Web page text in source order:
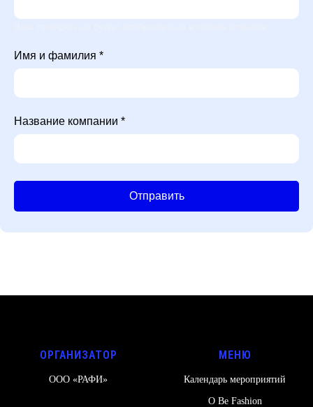
Имя и фамилия *
Название компании *
Отправить
ОРГАНИЗАТОР
ООО «РАФИ»
МЕНЮ
Календарь мероприятий
О Be Fashion